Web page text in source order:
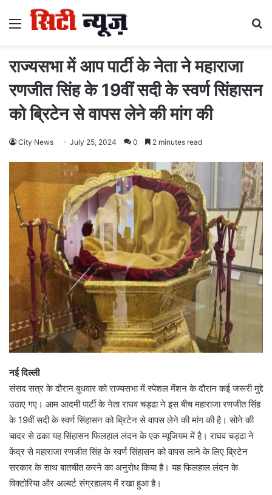
Menu
राज्यसभा में आप पार्टी के नेता ने महाराजा
रणजीत सिंह के 19वीं सदी के स्वर्ण सिंहासन
को ब्रिटेन से वापस लेने की मांग की
City News July 25, 2024 0 2 minutes read
नई दिल्ली
संसद सत्र के दौरान बुधवार को राज्यसभा में स्पेशल मेंशन के दौरान कई जरूरी मुद्दे
उठाए गए। आम आदमी पार्टी के नेता राघव चड्ढा ने इस बीच महाराजा रणजीत सिंह
के 19वीं सदी के स्वर्ण सिंहासन को ब्रिटेन से वापस लेने की मांग की है। सोने की
चादर से ढका यह सिंहासन फिलहाल लंदन के एक म्यूजियम में है। राघव चड्ढा ने
केंद्र से महाराजा रणजीत सिंह के स्वर्ण सिंहासन को वापस लाने के लिए ब्रिटेन
सरकार के साथ बातचीत करने का अनुरोध किया है। यह फिलहाल लंदन के
विक्टोरिया और अल्बर्ट संग्रहालय में रखा हुआ है।